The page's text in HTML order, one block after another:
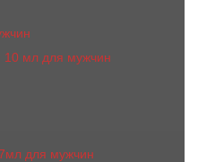
мл для мужчин
для мужчин